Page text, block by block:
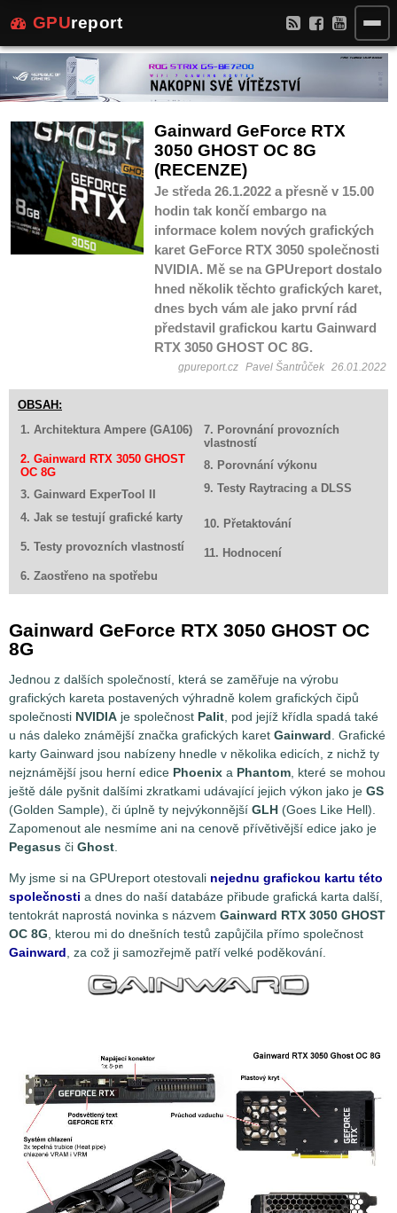
GPUreport
Gainward GeForce RTX
3050 GHOST OC 8G
(RECENZE)
Je středa 26.1.2022 a přesně v 15.00
hodin tak končí embargo na
informace kolem nových grafických
karet GeForce RTX 3050 společnosti
NVIDIA. Mě se na GPUreport dostalo
hned několik těchto grafických karet,
dnes bych vám ale jako první rád
představil grafickou kartu Gainward
RTX 3050 GHOST OC 8G.
gpureport.cz Pavel Šantrůček 26.01.2022
OBSAH:
1. Architektura Ampere (GA106)
7. Porovnání provozních
vlastností
2. Gainward RTX 3050 GHOST
OC 8G
8. Porovnání výkonu
3. Gainward ExperTool II 9. Testy Raytracing a DLSS
4. Jak se testují grafické karty
10. Přetaktování
5. Testy provozních vlastností
11. Hodnocení
6. Zaostřeno na spotřebu
Gainward GeForce RTX 3050 GHOST OC
8G
Jednou z dalších společností, která se zaměřuje na výrobu
grafických kareta postavených výhradně kolem grafických čipů
společnosti NVIDIA je společnost Palit, pod jejíž křídla spadá také
u nás daleko známější značka grafických karet Gainward. Grafické
karty Gainward jsou nabízeny hnedle v několika edicích, z nichž ty
nejznámější jsou herní edice Phoenix a Phantom, které se mohou
ještě dále pyšnit dalšími zkratkami udávající jejich výkon jako je GS
(Golden Sample), či úplně ty nejvýkonnější GLH (Goes Like Hell).
Zapomenout ale nesmíme ani na cenově přívětivější edice jako je
Pegasus či Ghost.
My jsme si na GPUreport otestovali nejednu grafickou kartu této
společnosti a dnes do naší databáze přibude grafická karta další,
tentokrát naprostá novinka s názvem Gainward RTX 3050 GHOST
OC 8G, kterou mi do dnešních testů zapůjčila přímo společnost
Gainward, za což ji samozřejmě patří velké poděkování.